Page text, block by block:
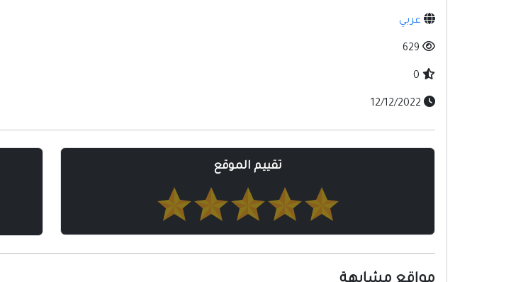
عربي
تقييم الموقع